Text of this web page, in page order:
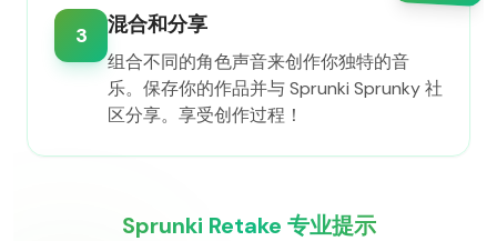
3 混合和分享
组合不同的角色声音来创作你独特的音
乐。保存你的作品并与 Sprunki Sprunky 社
区分享。享受创作过程！
Sprunki Retake 专业提示